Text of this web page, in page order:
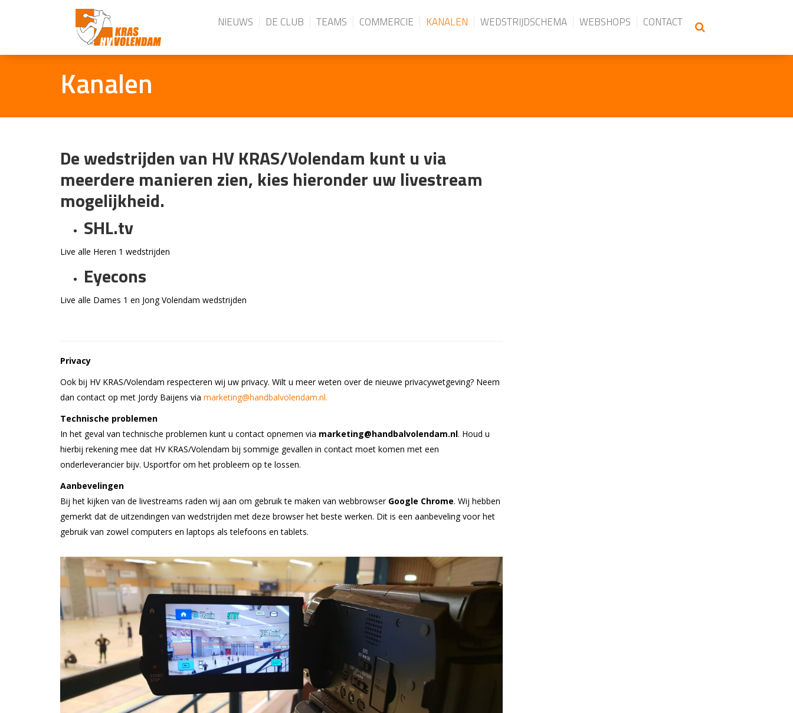
NIEUWS DE CLUB TEAMS COMMERCIE KANALEN WEDSTRIJDSCHEMA WEBSHOPS CONTACT
Kanalen
De wedstrijden van HV KRAS/Volendam kunt u via
meerdere manieren zien, kies hieronder uw livestream
mogelijkheid.
SHL.tv
Live alle Heren 1 wedstrijden
Eyecons
Live alle Dames 1 en Jong Volendam wedstrijden
Privacy
Ook bij HV KRAS/Volendam respecteren wij uw privacy. Wilt u meer weten over de nieuwe privacywetgeving? Neem
dan contact op met Jordy Baijens via marketing@handbalvolendam.nl.
Technische problemen
In het geval van technische problemen kunt u contact opnemen via marketing@handbalvolendam.nl. Houd u
hierbij rekening mee dat HV KRAS/Volendam bij sommige gevallen in contact moet komen met een
onderleverancier bijv. Usportfor om het probleem op te lossen.
Aanbevelingen
Bij het kijken van de livestreams raden wij aan om gebruik te maken van webbrowser Google Chrome. Wij hebben
gemerkt dat de uitzendingen van wedstrijden met deze browser het beste werken. Dit is een aanbeveling voor het
gebruik van zowel computers en laptops als telefoons en tablets.